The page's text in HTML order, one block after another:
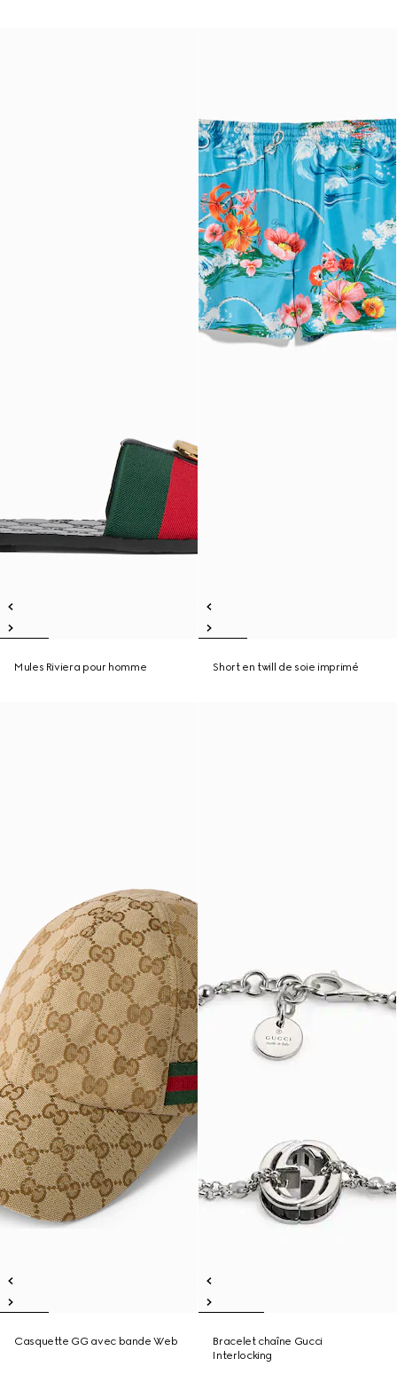
Mules Riviera pour homme Short en twill de soie imprimé
Casquette GG avec bande Web
Bracelet chaîne Gucci
Interlocking